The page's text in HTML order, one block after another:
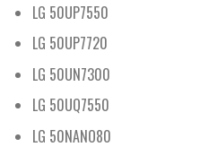
LG 50UP7550
LG 50UP7720
LG 50UN7300
LG 50UQ7550
LG 50NANO80